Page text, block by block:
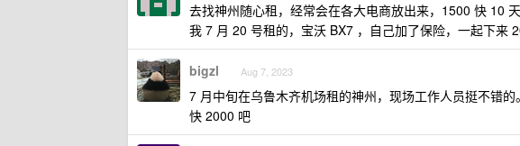
去找神州随心租，经常会在各大电商放出来，1500 快 10
我 7 月 20 号租的，宝沃 BX7 ，自己加了保险，一起下来
bigzl Aug 7, 2023
7 月中旬在乌鲁木齐机场租的神州，现场工作人员挺不错
快 2000 吧